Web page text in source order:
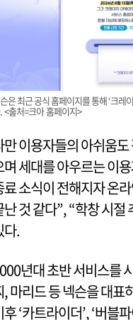
은 최근 공식 홈페이지를 통해 ‘크레
<출처=크아 홈페이지>
만 이용자들의 아쉬움
며 세대를 아우르는 이
료 소식이 전해지자 온
난 것 같다”, “학창 시
다.
년대 초반 서비스를
, 마리드 등 넥슨을 대표
‘카트라이더’, ‘버블